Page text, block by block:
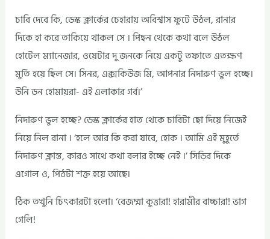
চাবি দেবে কি, ডেস্ক ক্লার্কের চেহারায় অবিশ্বাস ফুটে উঠল, রানার
দিকে হা করে তাকিয়ে থাকল সে । পিছন থেকে কথা বলে উঠল
হোটেল ম্যানেজার, ওয়েটার দু জনকে নিয়ে একটু তফাতে এতক্ষণ
মুর্তি হয়ে ছিল সে। সিনর, এক্সকিউজ মি, আপনার নিদারুণ ভুল হচ্ছে।
উনি ডন হোমায়রা- এই এলাকার গর্ব।’
নিদারুণ ভুল হচ্ছে? ডেস্ক ক্লার্কের হাত থেকে চাবিটা ছো দিয়ে নিজেই
নিয়ে নিল রানা । ‘হলে আর কি করা যাবে, হোক । আমি এই মুহূর্তে
নিদারুণ ক্লান্ত, কারও সাথে কথা বলার ইচ্ছে নেই ।’ সিড়ির দিকে
এগোল ও, পিঠটা শক্ত হয়ে আছে।
ঠিক তখুনি চিৎকারটা হলো। ‘বেজম্মা কুত্তারা! হারামীর বাচ্চারা! ভাগ
গেলি!